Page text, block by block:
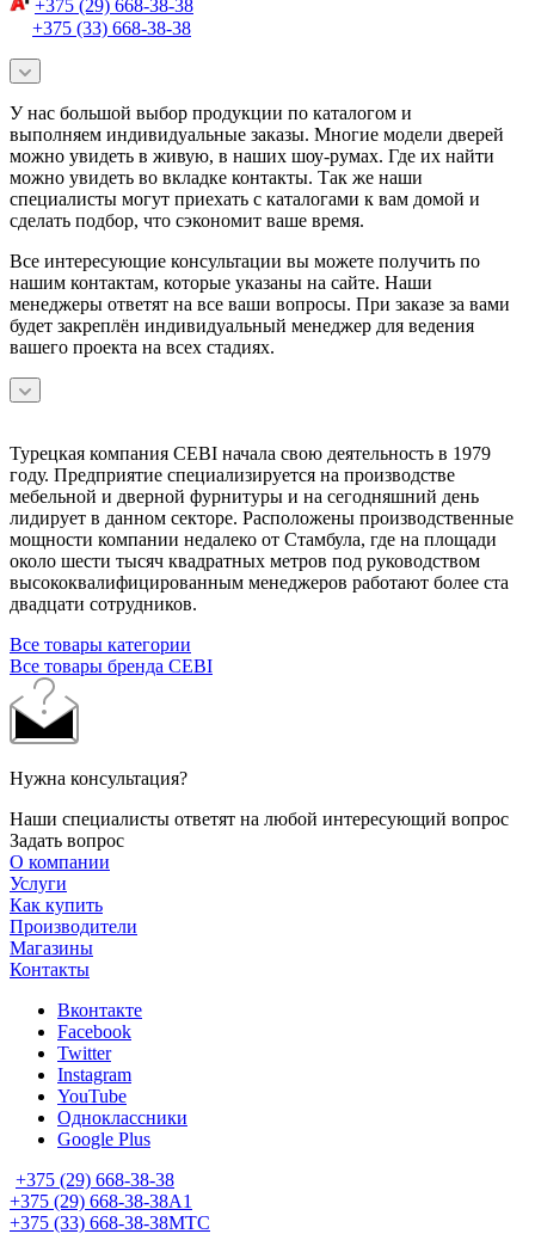
+375 (29) 668-38-38
+375 (33) 668-38-38
У нас большой выбор продукции по каталогом и
выполняем индивидуальные заказы. Многие модели дверей
можно увидеть в живую, в наших шоу-румах. Где их найти
можно увидеть во вкладке контакты. Так же наши
специалисты могут приехать с каталогами к вам домой и
сделать подбор, что сэкономит ваше время.
Все интересующие консультации вы можете получить по
нашим контактам, которые указаны на сайте. Наши
менеджеры ответят на все ваши вопросы. При заказе за вами
будет закреплён индивидуальный менеджер для ведения
вашего проекта на всех стадиях.
Турецкая компания CEBI начала свою деятельность в 1979
году. Предприятие специализируется на производстве
мебельной и дверной фурнитуры и на сегодняшний день
лидирует в данном секторе. Расположены производственные
мощности компании недалеко от Стамбула, где на площади
около шести тысяч квадратных метров под руководством
высококвалифицированным менеджеров работают более ста
двадцати сотрудников.
Все товары категории
Все товары бренда CEBI
Нужна консультация?
Наши специалисты ответят на любой интересующий вопрос
Задать вопрос
О компании
Услуги
Как купить
Производители
Магазины
Контакты
Вконтакте
Facebook
Twitter
Instagram
YouTube
Одноклассники
Google Plus
+375 (29) 668-38-38
+375 (29) 668-38-38A1
+375 (33) 668-38-38МТС